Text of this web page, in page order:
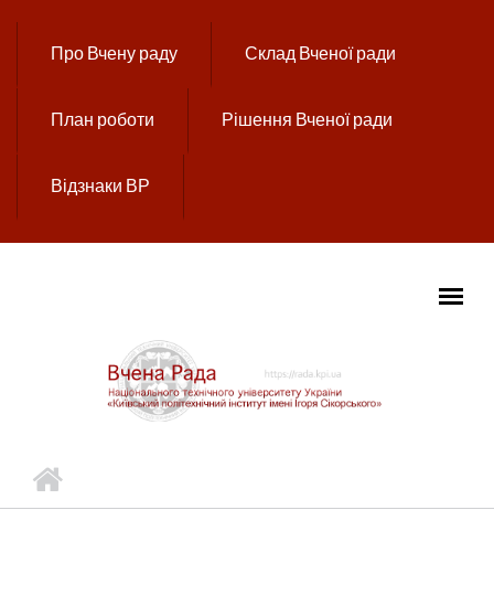
Про Вчену раду Склад Вченої ради
План роботи Рішення Вченої ради
Відзнаки ВР
ГОЛОВНЕ МЕНЮ